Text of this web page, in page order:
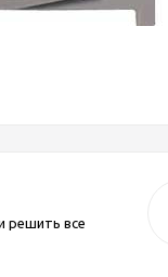
решить все